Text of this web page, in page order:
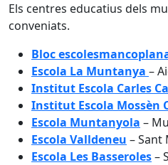
Els centres educatius dels
conveniats.
Bloc
Escola La Muntanya –
Institut Escola Carles
Institut Escola Mossèn
Escola Muntanyola –
Escola Valldeneu – Sant
Escola Les Basseroles–